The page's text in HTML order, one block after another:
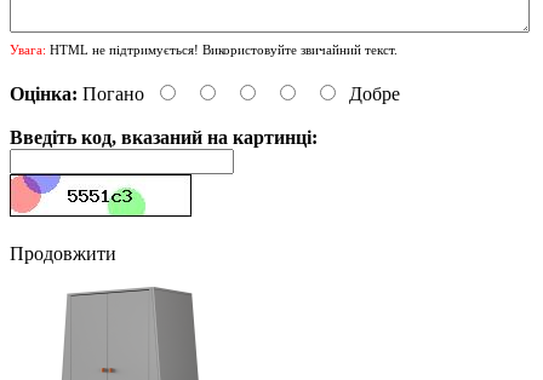
Увага: HTML не підтримується! Використовуйте звичайний текст.
Оцінка: Погано Добре
Введіть код, вказаний на картинці:
Продовжити